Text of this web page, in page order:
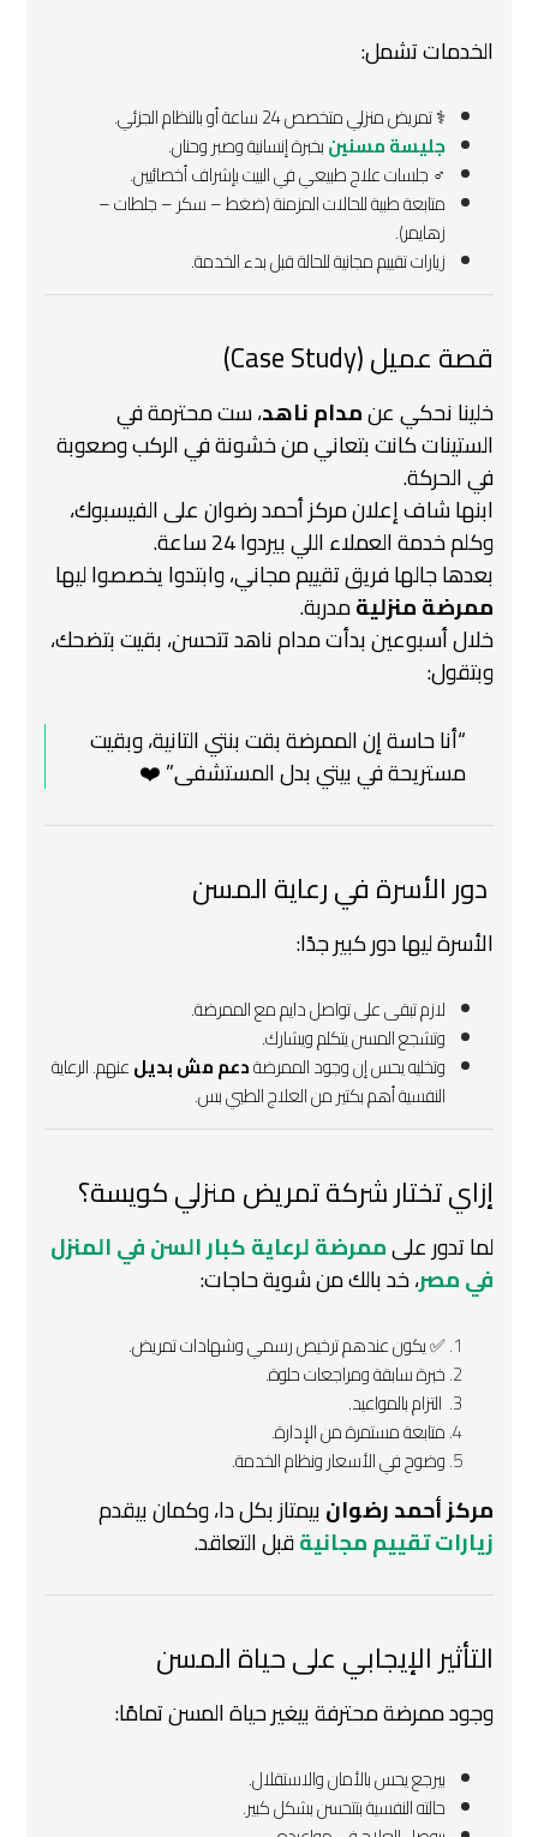
الخدمات تشمل:
‍⚕️ تمريض منزلي متخصص 24 ساعة أو بالنظام الجزئي.
جليسة مسنينبخبرة إنسانية وصبر وحنان.
‍♂️ جلسات علاج طبيعي في البيت بإشراف أخصائيين.
متابعة طبية للحالات المزمنة (ضغط – سكر – جلطات –
زهايمر).
زيارات تقييم مجانية للحالة قبل بدء الخدمة.
قصة عميل (Case Study)
خلينا نحكي عنمدام ناهد، ست محترمة في
الستينات كانت بتعاني من خشونة في الركب وصعوبة
في الحركة.
ابنها شاف إعلان مركز أحمد رضوان على الفيسبوك،
وكلم خدمة العملاء اللي بيردوا 24 ساعة.
بعدها جالها فريق تقييم مجاني، وابتدوا يخصصوا ليها
ممرضة منزليةمدربة.
خلال أسبوعين بدأت مدام ناهد تتحسن، بقيت بتضحك،
وبتقول:
“أنا حاسة إن الممرضة بقت بنتي التانية، وبقيت
مستريحة في بيتي بدل المستشفى.” ❤️
‍‍‍ دور الأسرة في رعاية المسن
الأسرة ليها دور كبير جدًا:
لازم تبقى على تواصل دايم مع الممرضة.
وتشجع المسن يتكلم ويشارك.
وتخليه يحس إن وجود الممرضةدعم مش بديلعنهم.الرعاية
النفسية أهم بكتير من العلاج الطبي بس.
إزاي تختار شركة تمريض منزلي كويسة؟
لما تدور علىممرضة لرعاية كبار السن في المنزل
في مصر، خد بالك من شوية حاجات:
✅ يكون عندهم ترخيص رسمي وشهادات تمريض.
خبرة سابقة ومراجعات حلوة.
️ التزام بالمواعيد.
متابعة مستمرة من الإدارة.
وضوح في الأسعار ونظام الخدمة.
مركز أحمد رضوانبيمتاز بكل دا، وكمان بيقدم
زيارات تقييم مجانيةقبل التعاقد.
التأثير الإيجابي على حياة المسن
وجود ممرضة محترفة بيغير حياة المسن تمامًا:
بيرجع يحس بالأمان والاستقلال.
حالته النفسية بتتحسن بشكل كبير.